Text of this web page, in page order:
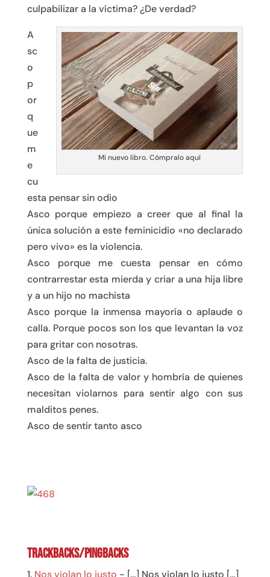
culpabilizar a la víctima? ¿De verdad?
Mi nuevo libro. Cómpralo aquí
A
sc
o
p
or
q
ue
m
e
cu
esta pensar sin odio
Asco porque empiezo a creer que al final la
única solución a este feminicidio «no declarado
pero vivo» es la violencia.
Asco porque me cuesta pensar en cómo
contrarrestar esta mierda y criar a una hija libre
y a un hijo no machista
Asco porque la inmensa mayoría o aplaude o
calla. Porque pocos son los que levantan la voz
para gritar con nosotras.
Asco de la falta de justicia.
Asco de la falta de valor y hombría de quienes
necesitan violarnos para sentir algo con sus
malditos penes.
Asco de sentir tanto asco
Trackbacks/Pingbacks
Nos violan lo justo - […] Nos violan lo justo […]